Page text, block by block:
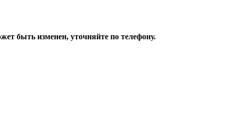
быть изменен, уточняйте по телефону.